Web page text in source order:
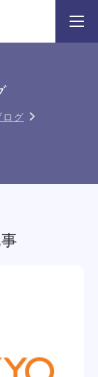
オープンキャンパス
ログ